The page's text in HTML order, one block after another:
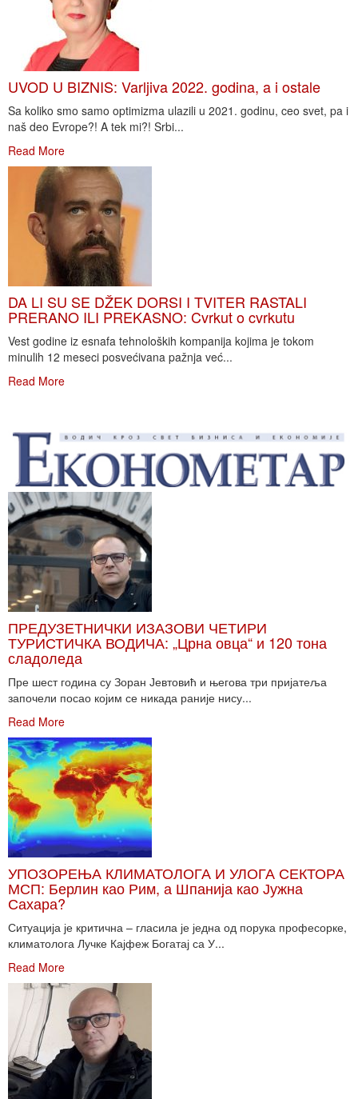
UVOD U BIZNIS: Varljiva 2022. godina, a i ostale
Sa koliko smo samo optimizma ulazili u 2021. godinu, ceo svet, pa i
naš deo Evrope?! A tek mi?! Srbi...
Read More
DA LI SU SE DŽEK DORSI I TVITER RASTALI
PRERANO ILI PREKASNO: Cvrkut o cvrkutu
Vest godine iz esnafa tehnoloških kompanija kojima je tokom
minulih 12 meseci posvećivana pažnja već...
Read More
ПРЕДУЗЕТНИЧКИ ИЗАЗОВИ ЧЕТИРИ
ТУРИСТИЧКА ВОДИЧА: „Црна овца“ и 120 тона
сладоледа
Пре шест година су Зоран Јевтовић и његова три пријатеља
започели посао којим се никада раније нису...
Read More
УПОЗОРЕЊА КЛИМАТОЛОГА И УЛОГА СЕКТОРА
МСП: Берлин као Рим, а Шпанија као Јужна
Сахара?
Ситуација је критична – гласила је једна од порука професорке,
климатолога Лучке Кајфеж Богатај са У...
Read More